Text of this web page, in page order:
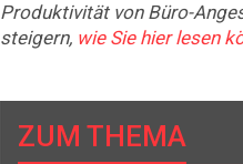
Produktivität von Büro-
steigern, wie Sie hier lesen
ZUM THEMA